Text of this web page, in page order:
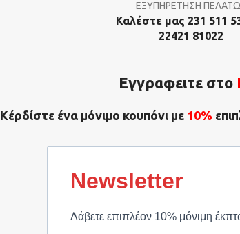
ΕΞΥΠΗΡΕΤΗΣΗ
Καλέστε μας 231 511
22421 81022
Εγγραφειτε στο
Κέρδίστε ένα μόνιμο κουπόνι με 10%
Newsletter
Λάβετε επιπλέον 10% μόνιμη